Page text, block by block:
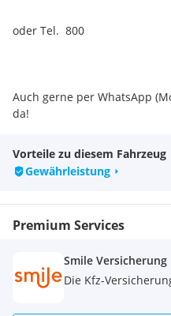
oder Tel. 800
Auch gerne per WhatsApp
da!
Eintausch aller
Ausgezeichnete
Vorteile zu diesem Fahrzeug
Gewährleistung
Premium Services
Smile Versicherung
Die Kfz-